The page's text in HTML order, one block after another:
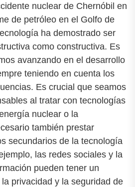
nuclear de Chernóbil en
de petróleo en el Golfo de
ha demostrado ser
como constructiva. Es
avanzando en el desarrollo
teniendo en cuenta los
Es crucial que seamos
al tratar con tecnologías
nuclear o la
también prestar
secundarios de la tecnología
las redes sociales y la
pueden tener un
privacidad y la seguridad de